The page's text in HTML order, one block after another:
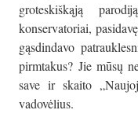
groteskiškąją
konservatoriai,
gąsdindavo
pirmtakus? Jie mūsų
save ir skaito
vadovėlius.